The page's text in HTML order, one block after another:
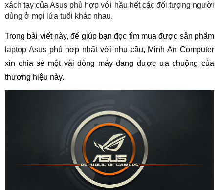
xách tay của Asus phù hợp với hầu hết các đối tượng người
dùng ở mọi lứa tuổi khác nhau.
Trong bài viết này, để giúp bạn đọc tìm mua được sản phẩm
laptop Asusphù hợp nhất với nhu cầu, Minh An Computer
xin chia sẻ một vài dòng máy đang được ưa chuộng của
thương hiệu này.